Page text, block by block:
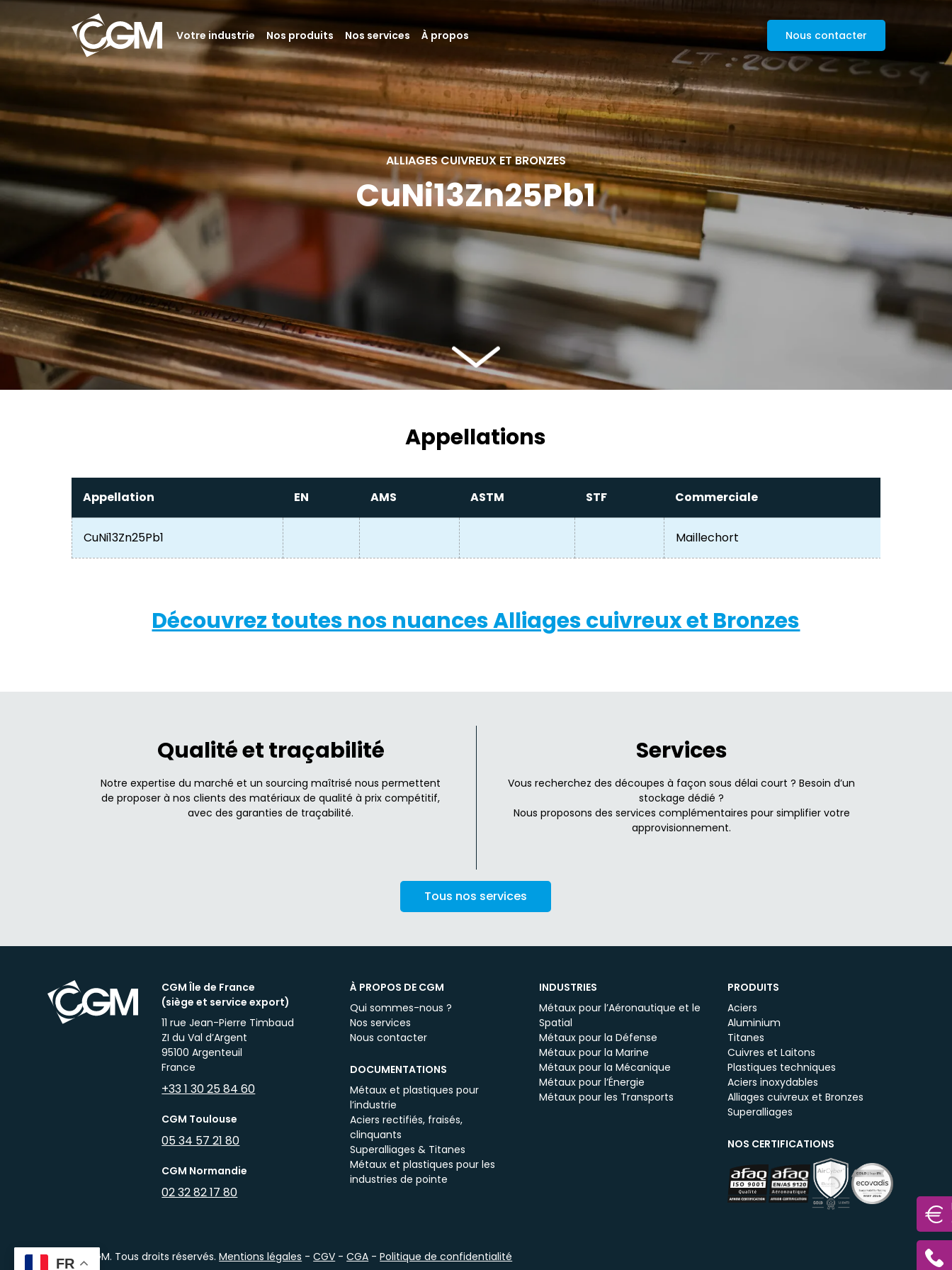
Votre industrie Nos produits Nos services À propos Nous contacter
Appellations
Appellation EN AMS ASTM STF Commerciale
CuNi13Zn25Pb1 Maillechort
Découvrez toutes nos nuances Alliages cuivreux et Bronzes
Qualité et traçabilité
Notre expertise du marché et un sourcing maîtrisé nous permettent
de proposer à nos clients des matériaux de qualité à prix compétitif,
avec des garanties de traçabilité.
Services
Vous recherchez des découpes à façon sous délai court ? Besoin d’un
stockage dédié ?
Nous proposons des services complémentaires pour simplifier votre
approvisionnement.
Tous nos services
CGM Île de France
(siège et service export)
11 rue Jean-Pierre Timbaud
ZI du Val d’Argent
95100 Argenteuil
France
+33 1 30 25 84 60
CGM Toulouse
05 34 57 21 80
CGM Normandie
02 32 82 17 80
À PROPOS DE CGM
Qui sommes-nous ?
Nos services
Nous contacter
DOCUMENTATIONS
Métaux et plastiques pour
l’industrie
Aciers rectifiés, fraisés,
clinquants
Superalliages & Titanes
Métaux et plastiques pour les
industries de pointe
INDUSTRIES
Métaux pour l’Aéronautique et le
Spatial
Métaux pour la Défense
Métaux pour la Marine
Métaux pour la Mécanique
Métaux pour l’Énergie
Métaux pour les Transports
PRODUITS
Aciers
Aluminium
Titanes
Cuivres et Laitons
Plastiques techniques
Aciers inoxydables
Alliages cuivreux et Bronzes
Superalliages
NOS CERTIFICATIONS
2026 © CGM. Tous droits réservés.Mentions légales -CGV -CGA -Politique de confidentialité
FR